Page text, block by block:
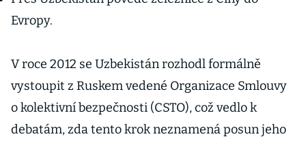
Evropy.
V roce 2012 se Uzbekistán rozhodl formálně
vystoupit z Ruskem vedené Organizace Smlouvy
o kolektivní bezpečnosti (CSTO), což vedlo k
debatám, zda tento krok neznamená posun jeho